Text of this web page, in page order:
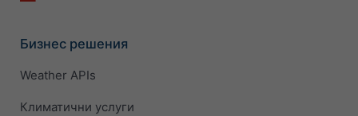
Бизнес решения
Weather APIs
Климатични услуги